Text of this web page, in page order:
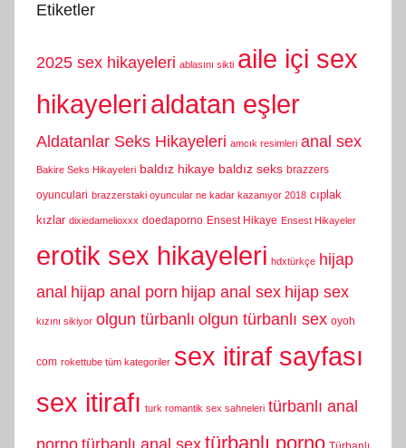
Etiketler
2025 sex hikayeleri ablasını sikti aile içi sex
hikayelerialdatan eşler
Aldatanlar Seks Hikayeleri amcık resimleri anal sex
Bakire Seks Hikayeleri baldız hikaye baldız seks brazzers
oyunculari brazzerstaki oyuncular ne kadar kazanıyor 2018 cıplak
kızlar dixiedamelioxxx doedaporno Ensest Hikaye Ensest Hikayeler
erotik sex hikayeleri hdxtürkçe hijap
anal hijap anal porn hijap anal sex hijap sex
kızını sikiyor olgun türbanlı olgun türbanlı sex oyoh
com rokettube tüm kategoriler sex itiraf sayfası
sex itirafı turk romantik sex sahneleri türbanlı anal
türbanlı porno